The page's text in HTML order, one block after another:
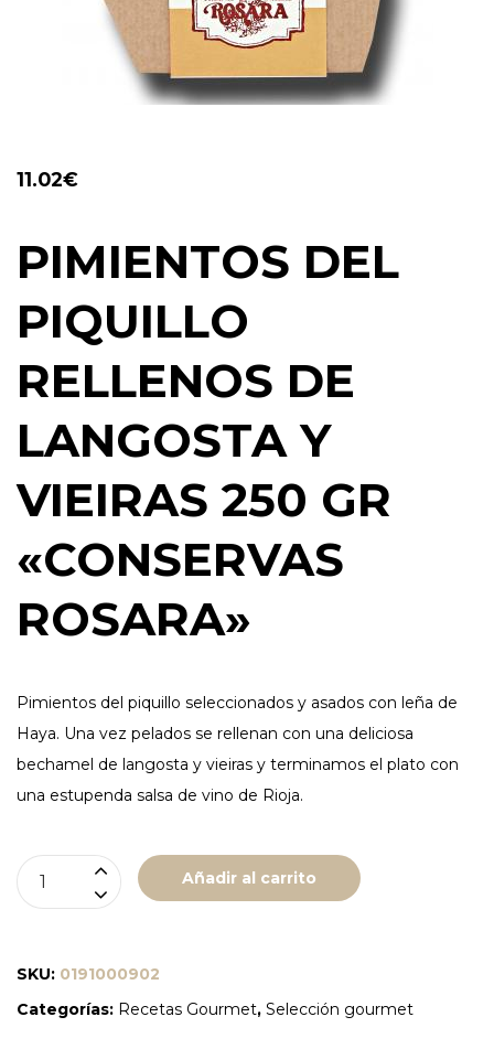
11.02€
PIMIENTOS DEL
PIQUILLO
RELLENOS DE
LANGOSTA Y
VIEIRAS 250 GR
«CONSERVAS
ROSARA»
Pimientos del piquillo seleccionados y asados con leña de
Haya. Una vez pelados se rellenan con una deliciosa
bechamel de langosta y vieiras y terminamos el plato con
una estupenda salsa de vino de Rioja.
PIMIENTOS
DEL
LANGOSTA
Añadir al carrito
SKU: 0191000902
Categorías: Recetas Gourmet, Selección gourmet